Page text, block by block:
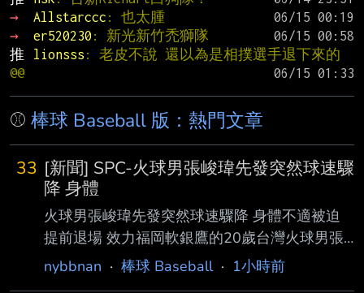
→
Allstarccc : 也太腫
→
er520230 : 新光新竹禿獅隊
推
lionsss : 老皮不說 還以為是相撲選手退下來的
@@
⚾ 棒球 Baseball 版：熱門文章
33 [新聞] SPC-火球男張峻瑋先發突然球速驟
降 身體
火球男張峻瑋先發突然球速驟降 身體不適被迫
提前退場 效力福岡軟銀鷹的20歲台灣火球男張
峻瑋，7月底才正式升格為支配下球員，今天在
nybbnan · 棒球 Baseball· 1小時前